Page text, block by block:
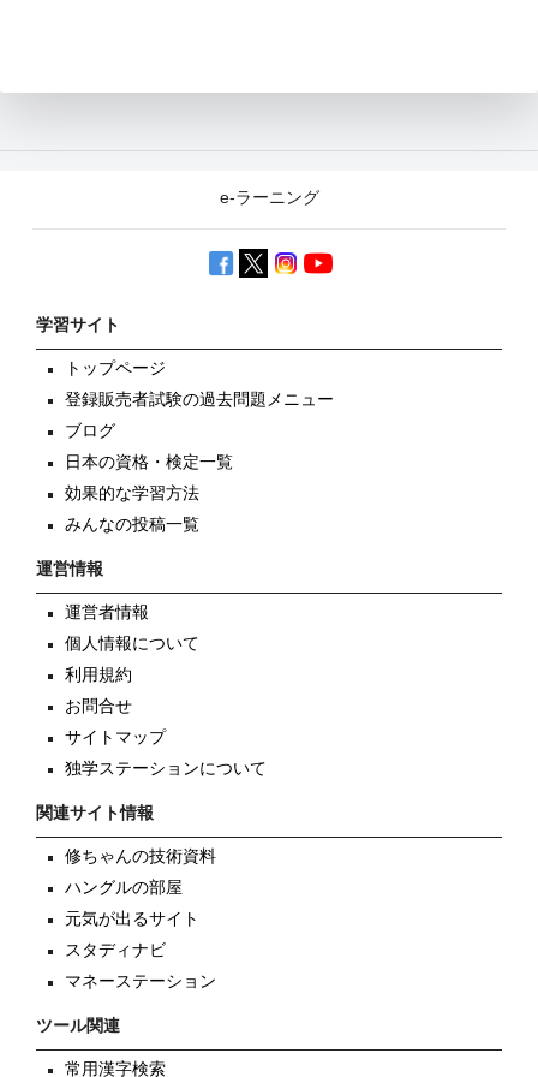
e-ラーニング
学習サイト
トップページ
登録販売者試験の過去問題メニュー
ブログ
日本の資格・検定一覧
効果的な学習方法
みんなの投稿一覧
運営情報
運営者情報
個人情報について
利用規約
お問合せ
サイトマップ
独学ステーションについて
関連サイト情報
修ちゃんの技術資料
ハングルの部屋
元気が出るサイト
スタディナビ
マネーステーション
ツール関連
常用漢字検索